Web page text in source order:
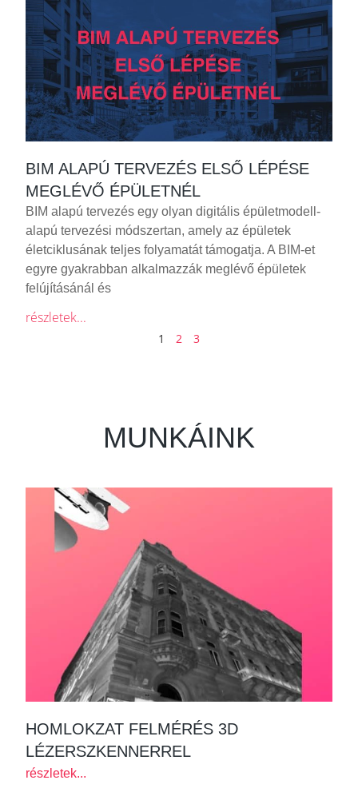
BIM ALAPÚ TERVEZÉS ELSŐ LÉPÉSE
MEGLÉVŐ ÉPÜLETNÉL
BIM alapú tervezés egy olyan digitális épületmodell-
alapú tervezési módszertan, amely az épületek
életciklusának teljes folyamatát támogatja. A BIM-et
egyre gyakrabban alkalmazzák meglévő épületek
felújításánál és
részletek...
1 2 3
MUNKÁINK
HOMLOKZAT FELMÉRÉS 3D
LÉZERSZKENNERREL
részletek...